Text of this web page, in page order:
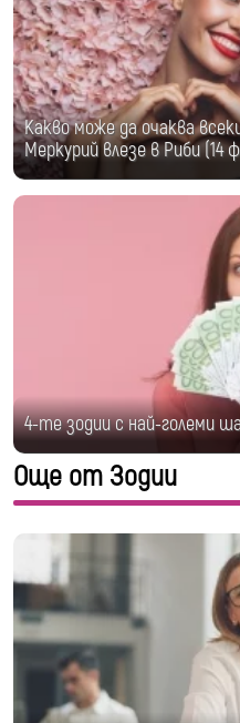
Какво може да очаква
Меркурий влезе в Риби (14
4-те зодии с най-големи
Още от Зодии